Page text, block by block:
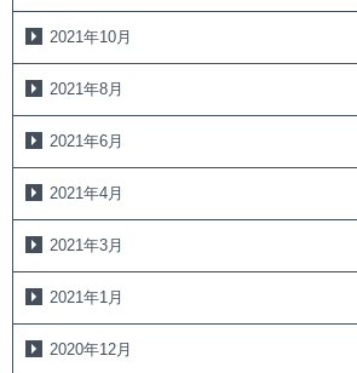
2021年10月
2021年8月
2021年6月
2021年4月
2021年3月
2021年1月
2020年12月